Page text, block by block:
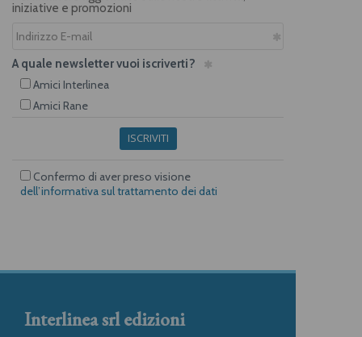
iniziative e promozioni
A quale newsletter vuoi iscriverti?
Amici Interlinea
Amici Rane
ISCRIVITI
Confermo di aver preso visione
dell’informativa sul trattamento dei dati
Interlinea srl edizioni